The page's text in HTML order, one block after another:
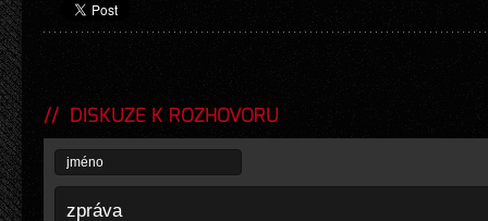
DISKUZE K ROZHOVORU